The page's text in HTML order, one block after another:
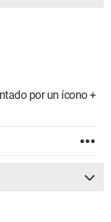
por un ícono +